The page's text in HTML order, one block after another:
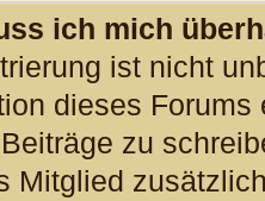
ich mich
ist nicht
dieses
zu
Mitglied